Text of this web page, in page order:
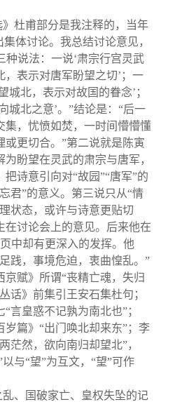
杜甫部分是我注释的，当年
体讨论。我总结讨论意见，
种说法：一说‘肃宗行宫灵武
表示对唐军盼望之切’；一
城北，表示对故国的眷念’；
城北之意’。”结论是：“后一
集，忧愤如焚，一时间懵懵懂
更切合。”第二说就是陈寅
盼望在灵武的肃宗与唐军，
诗意引向对“故园”“唐军”的
君”的意义。第三说只从“情
状态，或许与诗意更贴切
在讨论会上的意见。后来他在
中却有更深入的发挥。他
践，事境危迫，衷曲惶乱。”
赋》所谓“丧精亡魂，失归
话》前集引王安石集杜句；
言皇惑不记孰为南北也”；
岁篇》“出门唤北却来东”；李
茫然，欲向南归却望北”，
与“望”为互文，“望”可作
、国破家亡、皇权失坠的记